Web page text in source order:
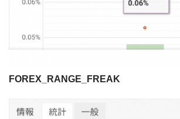
FOREX_RANGE_FREAK